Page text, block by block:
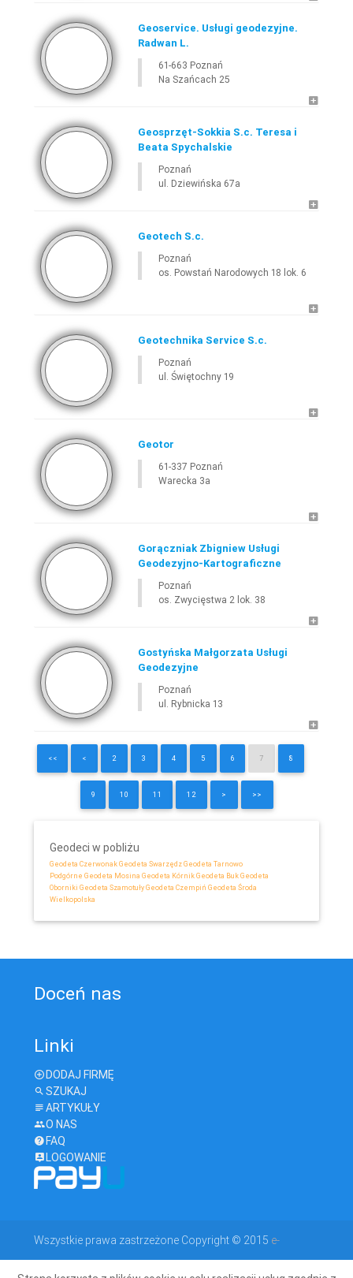
Geoservice. Usługi geodezyjne.
Radwan L.
61-663 Poznań
Na Szańcach 25
Geosprzęt-Sokkia S.c. Teresa i
Beata Spychalskie
Poznań
ul. Dziewińska 67a
Geotech S.c.
Poznań
os. Powstań Narodowych 18 lok. 6
Geotechnika Service S.c.
Poznań
ul. Świętochny 19
Geotor
61-337 Poznań
Warecka 3a
Gorączniak Zbigniew Usługi
Geodezyjno-Kartograficzne
Poznań
os. Zwycięstwa 2 lok. 38
Gostyńska Małgorzata Usługi
Geodezyjne
Poznań
ul. Rybnicka 13
<< < 2 3 4 5 6 7 8
9 10 11 12 > >>
Geodeci w pobliżu
Geodeta Czerwonak Geodeta Swarzędz Geodeta Tarnowo
Podgórne Geodeta Mosina Geodeta Kórnik Geodeta Buk Geodeta
Oborniki Geodeta Szamotuły Geodeta Czempiń Geodeta Środa
Wielkopolska
Doceń nas
Linki
DODAJ FIRMĘ
SZUKAJ
ARTYKUŁY
O NAS
FAQ
LOGOWANIE
Wszystkie prawa zastrzeżone Copyright © 2015 e-